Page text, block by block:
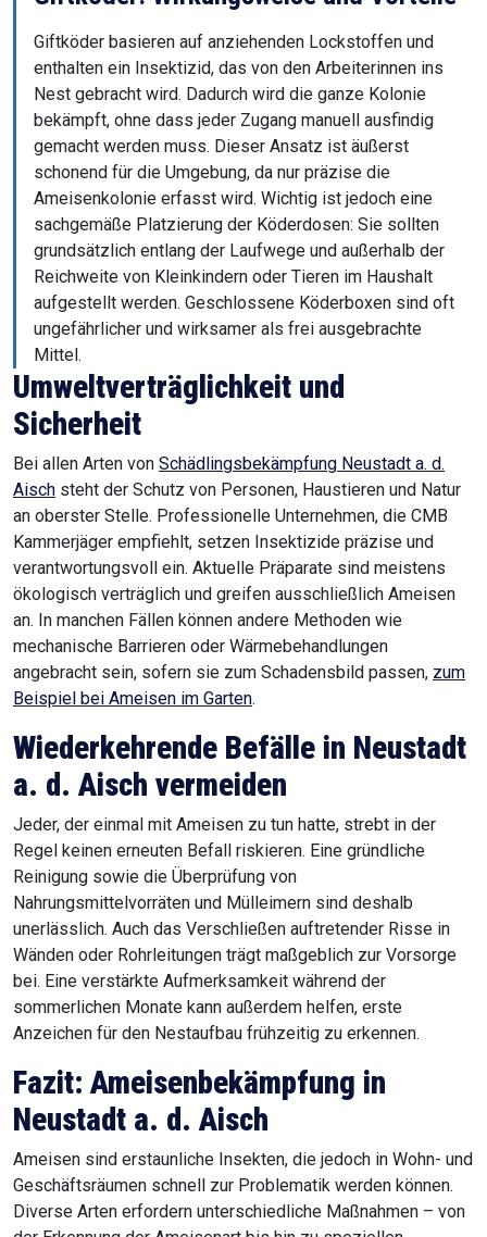
Giftköder basieren auf anziehenden Lockstoffen und
enthalten ein Insektizid, das von den Arbeiterinnen ins
Nest gebracht wird. Dadurch wird die ganze Kolonie
bekämpft, ohne dass jeder Zugang manuell ausfindig
gemacht werden muss. Dieser Ansatz ist äußerst
schonend für die Umgebung, da nur präzise die
Ameisenkolonie erfasst wird. Wichtig ist jedoch eine
sachgemäße Platzierung der Köderdosen: Sie sollten
grundsätzlich entlang der Laufwege und außerhalb der
Reichweite von Kleinkindern oder Tieren im Haushalt
aufgestellt werden. Geschlossene Köderboxen sind oft
ungefährlicher und wirksamer als frei ausgebrachte
Mittel.
Umweltverträglichkeit und
Sicherheit
Bei allen Arten von Schädlingsbekämpfung Neustadt a. d.
Aisch steht der Schutz von Personen, Haustieren und Natur
an oberster Stelle. Professionelle Unternehmen, die CMB
Kammerjäger empfiehlt, setzen Insektizide präzise und
verantwortungsvoll ein. Aktuelle Präparate sind meistens
ökologisch verträglich und greifen ausschließlich Ameisen
an. In manchen Fällen können andere Methoden wie
mechanische Barrieren oder Wärmebehandlungen
angebracht sein, sofern sie zum Schadensbild passen, zum
Beispiel bei Ameisen im Garten.
Wiederkehrende Befälle in Neustadt
a. d. Aisch vermeiden
Jeder, der einmal mit Ameisen zu tun hatte, strebt in der
Regel keinen erneuten Befall riskieren. Eine gründliche
Reinigung sowie die Überprüfung von
Nahrungsmittelvorräten und Mülleimern sind deshalb
unerlässlich. Auch das Verschließen auftretender Risse in
Wänden oder Rohrleitungen trägt maßgeblich zur Vorsorge
bei. Eine verstärkte Aufmerksamkeit während der
sommerlichen Monate kann außerdem helfen, erste
Anzeichen für den Nestaufbau frühzeitig zu erkennen.
Fazit: Ameisenbekämpfung in
Neustadt a. d. Aisch
Ameisen sind erstaunliche Insekten, die jedoch in Wohn- und
Geschäftsräumen schnell zur Problematik werden können.
Diverse Arten erfordern unterschiedliche Maßnahmen – von